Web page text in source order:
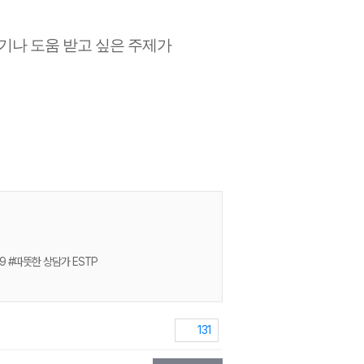
나 도움 받고 싶은 주제가
#따뜻한 상담가 ESTP
131